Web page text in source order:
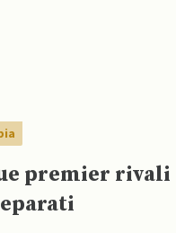
premier rivali